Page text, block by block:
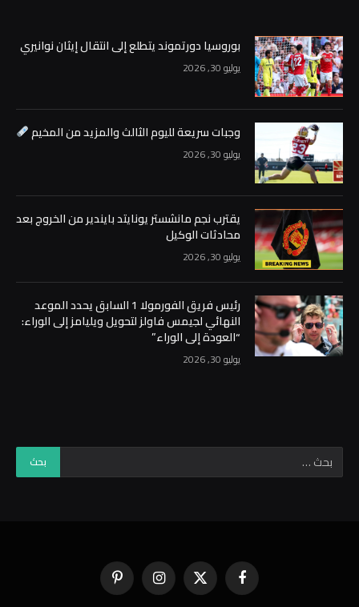
بوروسيا دورتموند يتطلع إلى انتقال إيثان نوانيري
يوليو 30, 2026
وجبات سريعة لليوم الثالث والمزيد من المخيم
يوليو 30, 2026
يقترب نجم مانشستر يونايتد بايندير من الخروج بعد
محادثات الوكيل
يوليو 30, 2026
رئيس فريق الفورمولا 1 السابق يحدد الموعد
النهائي لجيمس فاولز لتحويل ويليامز إلى الوراء:
“العودة إلى الوراء”
يوليو 30, 2026
فيسبوك X
(Twitter)
الانستغرامبينتيريست